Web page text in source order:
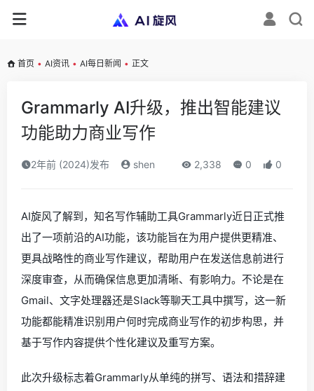
首页 • AI资讯 • AI每日新闻 • 正文
Grammarly AI升级，推出智能建议
功能助力商业写作
2年前 (2024)发布 shen 2,338 0 0
AI旋风了解到，知名写作辅助工具Grammarly近日正式推
出了一项前沿的AI功能，该功能旨在为用户提供更精准、
更具战略性的商业写作建议，帮助用户在发送信息前进行
深度审查，从而确保信息更加清晰、有影响力。不论是在
Gmail、文字处理器还是Slack等聊天工具中撰写，这一新
功能都能精准识别用户何时完成商业写作的初步构思，并
基于写作内容提供个性化建议及重写方案。
此次升级标志着Grammarly从单纯的拼写、语法和措辞建